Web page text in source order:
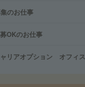
のお仕事
OKのお仕事
ャリアオプション オフィ